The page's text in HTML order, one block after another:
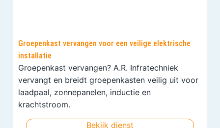
Groepenkast vervangen voor een veilige elektrische
installatie
Groepenkast vervangen? A.R. Infratechniek
vervangt en breidt groepenkasten veilig uit voor
laadpaal, zonnepanelen, inductie en
krachtstroom.
Bekijk dienst